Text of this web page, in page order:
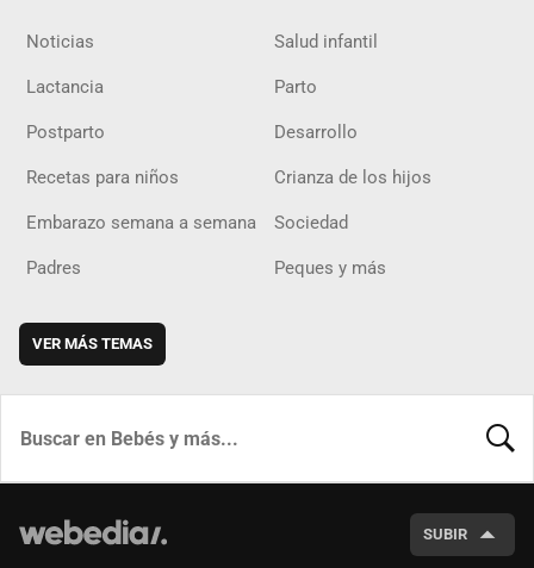
Noticias Salud infantil
Lactancia Parto
Postparto Desarrollo
Recetas para niños Crianza de los hijos
Embarazo semana a semana Sociedad
Padres Peques y más
VER MÁS TEMAS
SUBIR